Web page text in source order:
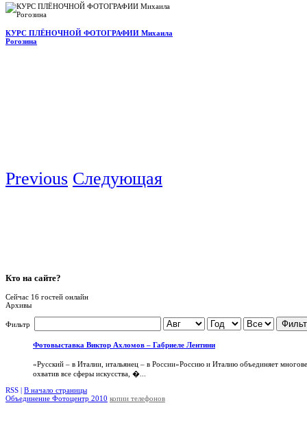
КУРС ПЛЁНОЧНОЙ ФОТОГРАФИИ Михаила
Рогозина
Previous Следующая
Кто на сайте?
Сейчас 16 гостей онлайн
Архивы
Фильтр
Фотовыставка Виктор Ахломов – Габриеле Лентини
«Русский – в Италии, итальянец – в России»Россию и Италию объединяет
охватив все сферы искусства, �...
RSS | В начало страницы
Объединение Фотоцентр 2010 копии телефонов